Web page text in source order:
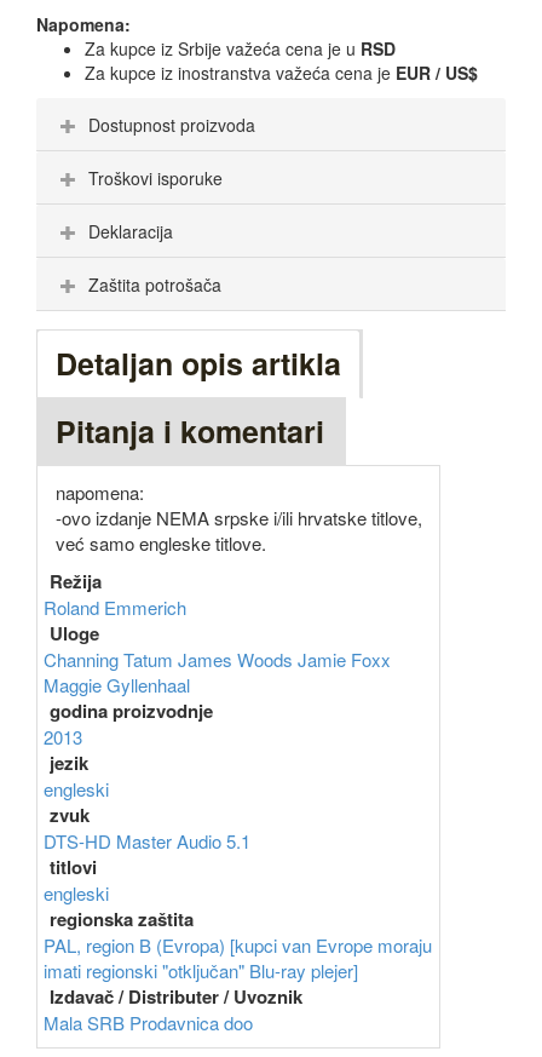
Napomena:
Za kupce iz Srbije važeća cena je u RSD
Za kupce iz inostranstva važeća cena je EUR / US$
Dostupnost proizvoda
Troškovi isporuke
Deklaracija
Zaštita potrošača
Detaljan opis artikla
Pitanja i komentari
napomena:
-ovo izdanje NEMA srpske i/ili hrvatske titlove,
već samo engleske titlove.
Režija
Roland Emmerich
Uloge
Channing Tatum James Woods Jamie Foxx
Maggie Gyllenhaal
godina proizvodnje
2013
jezik
engleski
zvuk
DTS-HD Master Audio 5.1
titlovi
engleski
regionska zaštita
PAL, region B (Evropa) [kupci van Evrope moraju
imati regionski "otključan" Blu-ray plejer]
Izdavač / Distributer / Uvoznik
Mala SRB Prodavnica doo